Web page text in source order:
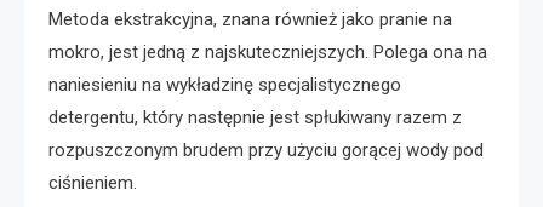
Metoda ekstrakcyjna, znana również jako pranie na
mokro, jest jedną z najskuteczniejszych. Polega ona na
naniesieniu na wykładzinę specjalistycznego
detergentu, który następnie jest spłukiwany razem z
rozpuszczonym brudem przy użyciu gorącej wody pod
ciśnieniem.